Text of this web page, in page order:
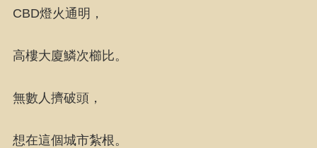
CBD燈火通明，
高樓大廈鱗次櫛比。
無數人擠破頭，
想在這個城市紮根。